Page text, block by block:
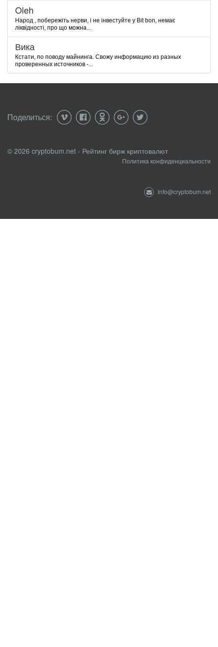
Oleh
Народ , побережіть нерви, і не інвестуйте у Bit bon, немає
ліквідності, про що можна...
Вика
Кстати, по поводу майнинга. Свожу информацию из разных
проверенных источников -...
Поделиться:
© 2026 cryptobum.net - Рейтинг бирж криптовалют
Политика конфиденциальности
info@cryptobum.net